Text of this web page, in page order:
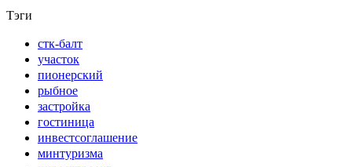
Тэги
стк-балт
участок
пионерский
рыбное
застройка
гостиница
инвестсоглашение
минтуризма